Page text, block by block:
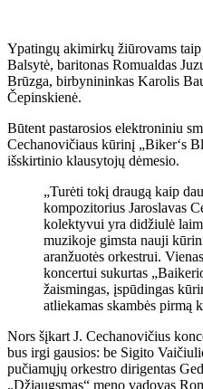
Ypatingų akimirkų žiūrovams taip
Balsytė, baritonas Romualdas
Brūzga, birbynininkas Karolis
Čepinskienė.
Būtent pastarosios elektroniniu
Cechanovičiaus kūrinį „Biker‘s
išskirtinio klausytojų dėmesio.
„Turėti tokį draugą kaip
kompozitorius Jaroslavas
kolektyvui yra didžiulė
muzikoje gimsta nauji
aranžuotės orkestrui.
koncertui sukurtas
žaismingas, įspūdingas
atliekamas skambės pirmą
Nors šįkart J. Cechanovičius
bus irgi gausios: be Sigito
pučiamųjų orkestro dirigentas
„Džiaugsmas“ meno vadovas